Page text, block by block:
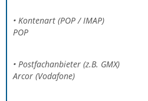
• Kontenart (POP / IMAP)
POP
• Postfachanbieter (z.B. GMX)
Arcor (Vodafone)